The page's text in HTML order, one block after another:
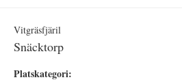
Vitgräsfjäril
Snäcktorp
Platskategori: